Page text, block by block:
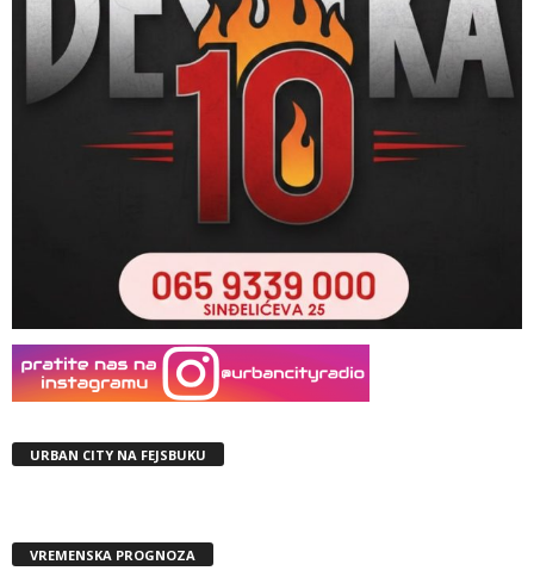
URBAN CITY NA FEJSBUKU
VREMENSKA PROGNOZA